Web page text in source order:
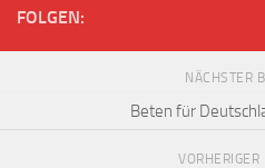
FOLGEN:
NÄCHSTER
Beten für
VORHERIGER